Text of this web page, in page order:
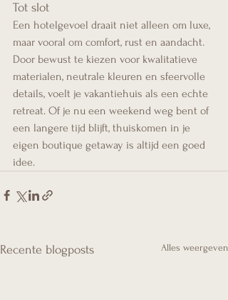
Tot slot
Een hotelgevoel draait niet alleen om luxe,
maar vooral om comfort, rust en aandacht.
Door bewust te kiezen voor kwalitatieve
materialen, neutrale kleuren en sfeervolle
details, voelt je vakantiehuis als een echte
retreat. Of je nu een weekend weg bent of
een langere tijd blijft, thuiskomen in je
eigen boutique getaway is altijd een goed
idee.
Recente blogposts Alles weergeven